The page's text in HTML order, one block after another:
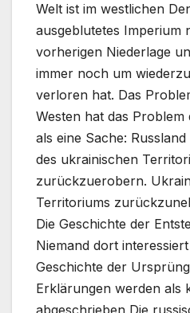
Welt ist im westlichen
ausgeblutetes Imperium
vorherigen Niederlage
immer noch um
verloren hat. Das
Westen hat das Problem
als eine Sache:
des ukrainischen
zurückzuerobern.
Territoriums
Die Geschichte der
Niemand dort
Geschichte der
Erklärungen werden als